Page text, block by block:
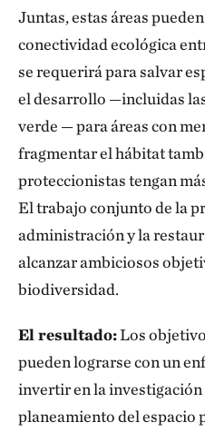
Juntas, estas áreas
conectividad ecológica
se requerirá para salvar
el desarrollo —incluidas
verde — para áreas con
fragmentar el hábitat
proteccionistas tengan
El trabajo conjunto de la
administración y la
alcanzar ambiciosos
biodiversidad.
El resultado:Los
pueden lograrse con un
invertir en la
planeamiento del espacio